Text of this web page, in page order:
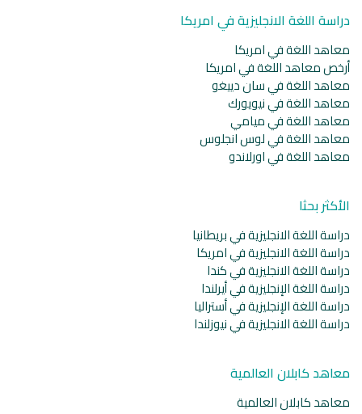
دراسة اللغة الانجليزية في امريكا
معاهد اللغة في امريكا
أرخص معاهد اللغة في امريكا
معاهد اللغة في سان دييغو
معاهد اللغة في نيويورك
معاهد اللغة في ميامي
معاهد اللغة في لوس انجلوس
معاهد اللغة في اورلاندو
الأكثر بحثا
دراسة اللغة الانجليزية في بريطانيا
دراسة اللغة الانجليزية في امريكا
دراسة اللغة الانجليزية في كندا
دراسة اللغة الإنجليزية في أيرلندا
دراسة اللغة الإنجليزية في أستراليا
دراسة اللغة الانجليزية في نيوزلندا
معاهد كابلان العالمية
معاهد كابلان العالمية